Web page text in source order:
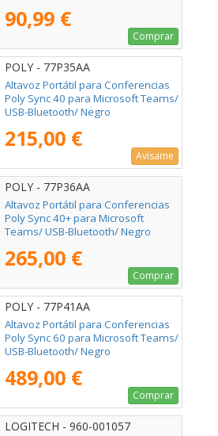
90,99 €
Comprar
POLY - 77P35AA
Altavoz Portátil para Conferencias
Poly Sync 40 para Microsoft Teams/
USB-Bluetooth/ Negro
215,00 €
Avísame
POLY - 77P36AA
Altavoz Portátil para Conferencias
Poly Sync 40+ para Microsoft
Teams/ USB-Bluetooth/ Negro
265,00 €
Comprar
POLY - 77P41AA
Altavoz Portátil para Conferencias
Poly Sync 60 para Microsoft Teams/
USB-Bluetooth/ Negro
489,00 €
Comprar
LOGITECH - 960-001057